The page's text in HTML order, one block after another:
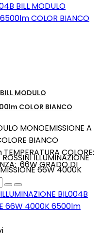
MODULO
COLOR BIANCO
MONOEMISSIONE A
BIANCO
COLORE:
66W GRADO DI
ILLUMINAZIONE
66W 4000K
BIL004B
66W 4000K 6500lm